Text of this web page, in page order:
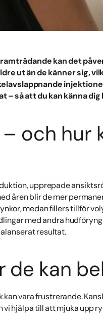
kan det
ut än de känner sig,
så att du kan känna dig
och hur
upprepade
åren blir de mer
medan fillers tillför
med andra
resultat.
de kan
vara frustrerande.
hjälpa till att mjuka upp